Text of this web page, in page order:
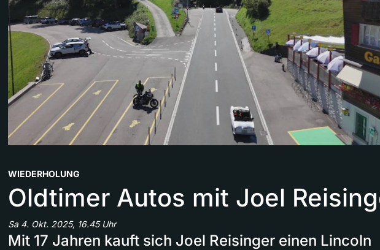
WIEDERHOLUNG
Oldtimer Autos mit Joel
Sa 4. Okt. 2025, 16.45 Uhr
Mit 17 Jahren kauft sich Joel Reisinger einen Lincoln